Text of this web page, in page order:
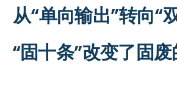
从“单向输出”转向“
“固十条”改变了固